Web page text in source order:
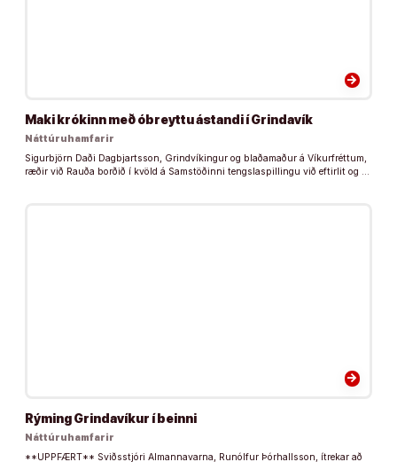
arrow_forward
Maki krókinn með óbreyttu ástandi í Grindavík
Náttúruhamfarir
Sigurbjörn Daði Dagbjartsson, Grindvíkingur og blaðamaður á Víkurfréttum,
ræðir við Rauða borðið í kvöld á Samstöðinni tengslaspillingu við eftirlit og …
arrow_forward
Rýming Grindavíkur í beinni
Náttúruhamfarir
**UPPFÆRT** Sviðsstjóri Almannavarna, Runólfur Þórhallsson, ítrekar að